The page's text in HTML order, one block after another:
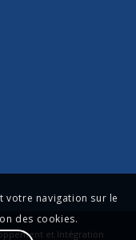
et Intégration
votre navigation sur le
des cookies.